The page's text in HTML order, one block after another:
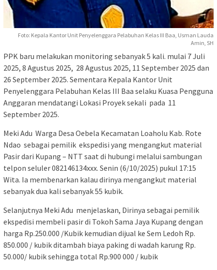
Foto: Kepala Kantor Unit Penyelenggara Pelabuhan Kelas III Baa, Usman Lauda
Amin, SH
PPK baru melakukan monitoring sebanyak 5 kali. mulai 7 Juli
2025, 8 Agustus 2025, 28 Agustus 2025, 11 September 2025 dan
26 September 2025. Sementara Kepala Kantor Unit
Penyelenggara Pelabuhan Kelas III Baa selaku Kuasa Pengguna
Anggaran mendatangi Lokasi Proyek sekali pada 11
September 2025.
Meki Adu Warga Desa Oebela Kecamatan Loaholu Kab. Rote
Ndao sebagai pemilik ekspedisi yang mengangkut material
Pasir dari Kupang – NTT saat di hubungi melalui sambungan
telpon seluler 082146134xxx. Senin (6/10/2025) pukul 17:15
Wita. Ia membenarkan kalau dirinya mengangkut material
sebanyak dua kali sebanyak 55 kubik.
Selanjutnya Meki Adu menjelaskan, Dirinya sebagai pemilik
ekspedisi membeli pasir di Tokoh Sama Jaya Kupang dengan
harga Rp.250.000 /Kubik kemudian dijual ke Sem Ledoh Rp.
850.000 / kubik ditambah biaya paking di wadah karung Rp.
50.000/ kubik sehingga total Rp.900 000 / kubik